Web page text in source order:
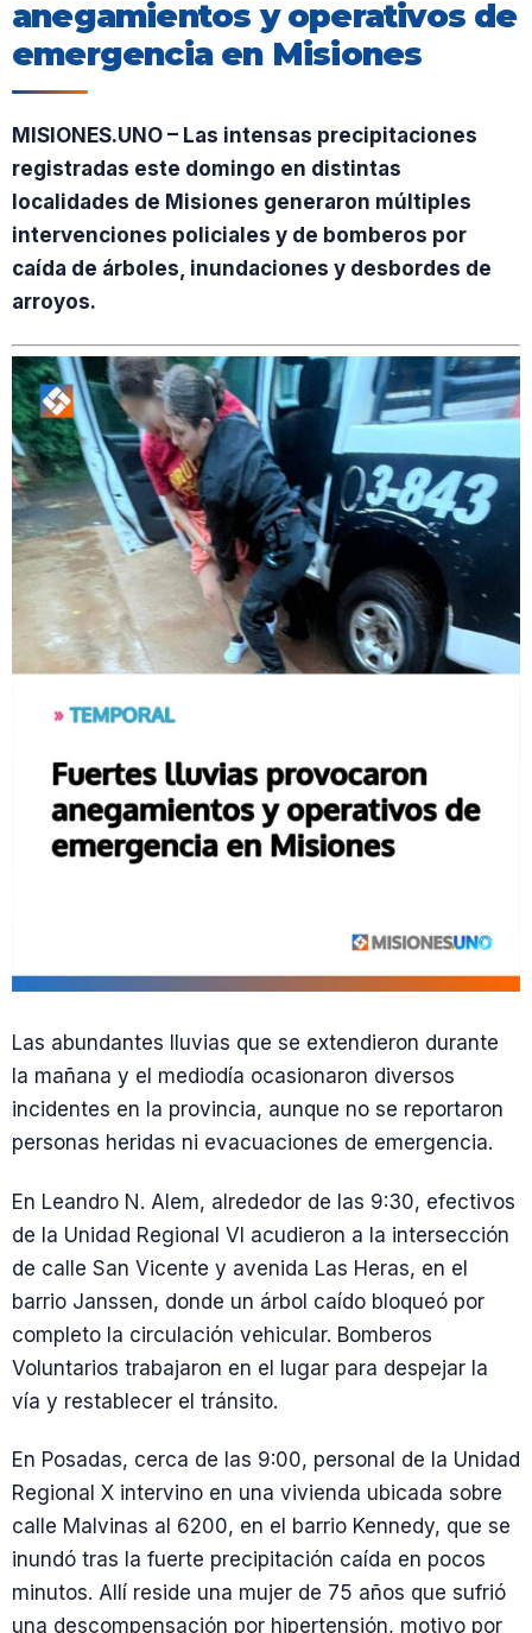
anegamientos y operativos de
emergencia en Misiones
MISIONES.UNO – Las intensas precipitaciones
registradas este domingo en distintas
localidades de Misiones generaron múltiples
intervenciones policiales y de bomberos por
caída de árboles, inundaciones y desbordes de
arroyos.
Las abundantes lluvias que se extendieron durante
la mañana y el mediodía ocasionaron diversos
incidentes en la provincia, aunque no se reportaron
personas heridas ni evacuaciones de emergencia.
En Leandro N. Alem, alrededor de las 9:30, efectivos
de la Unidad Regional VI acudieron a la intersección
de calle San Vicente y avenida Las Heras, en el
barrio Janssen, donde un árbol caído bloqueó por
completo la circulación vehicular. Bomberos
Voluntarios trabajaron en el lugar para despejar la
vía y restablecer el tránsito.
En Posadas, cerca de las 9:00, personal de la Unidad
Regional X intervino en una vivienda ubicada sobre
calle Malvinas al 6200, en el barrio Kennedy, que se
inundó tras la fuerte precipitación caída en pocos
minutos. Allí reside una mujer de 75 años que sufrió
una descompensación por hipertensión, motivo por